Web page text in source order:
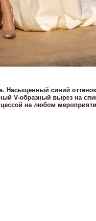
Насыщенный синий
V-образный вырез на
на любом